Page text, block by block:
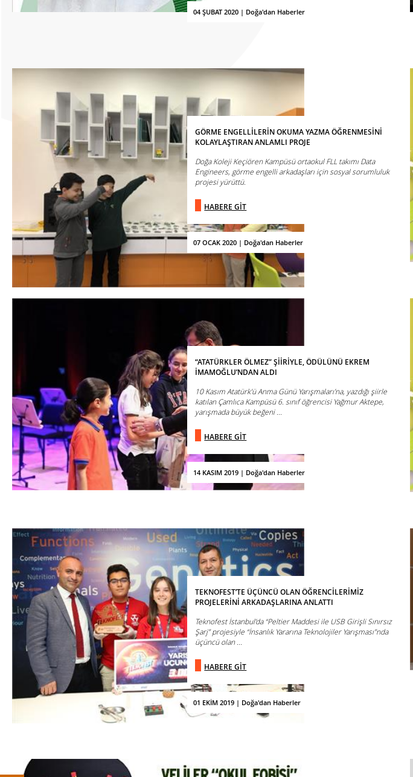
04 ŞUBAT 2020 | Doğa'dan Haberler
07 OCAK 2020 | Doğa'dan Haberler
GÖRME ENGELLİLERİN OKUMA YAZMA ÖĞRENMESİNİ
KOLAYLAŞTIRAN ANLAMLI PROJE
Doğa Koleji Keçiören Kampüsü ortaokul FLL takımı Data
Engineers, görme engelli arkadaşları için sosyal sorumluluk
projesi yürüttü.
HABERE GİT
14 KASIM 2019 | Doğa'dan Haberler
“ATATÜRKLER ÖLMEZ” ŞİİRİYLE, ÖDÜLÜNÜ EKREM
İMAMOĞLU’NDAN ALDI
10 Kasım Atatürk’ü Anma Günü Yarışmaları’na, yazdığı şiirle
katılan Çamlıca Kampüsü 6. sınıf öğrencisi Yağmur Aktepe,
yarışmada büyük beğeni ...
HABERE GİT
01 EKİM 2019 | Doğa'dan Haberler
TEKNOFEST’TE ÜÇÜNCÜ OLAN ÖĞRENCİLERİMİZ
PROJELERİNİ ARKADAŞLARINA ANLATTI
Teknofest İstanbul’da “Peltier Maddesi ile USB Girişli Sınırsız
Şarj” projesiyle “İnsanlık Yararına Teknolojiler Yarışması”nda
üçüncü olan ...
HABERE GİT